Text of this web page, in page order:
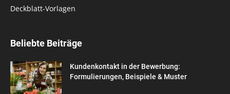
Deckblatt-Vorlagen
Beliebte Beiträge
Kundenkontakt in der Bewerbung:
Formulierungen, Beispiele & Muster